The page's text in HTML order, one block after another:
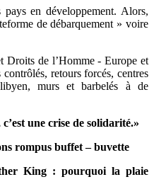
en développement. Alors,
de débarquement » voire
Droits de l’Homme -Europe et
contrôlés, retours forcés, centres
murs et barbelés à de
une crise de solidarité.»
rompus buffet – buvette
King : pourquoi la plaie